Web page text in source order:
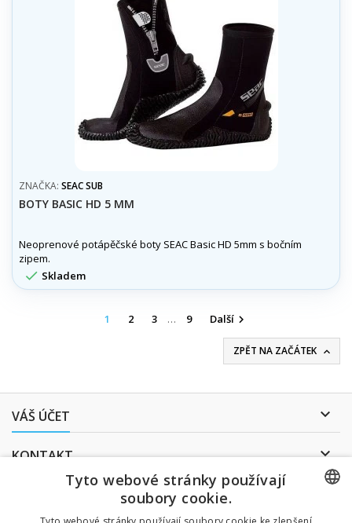
ZNAČKA: SEAC SUB
BOTY BASIC HD 5 MM
Neoprenové potápěčské boty SEAC Basic HD 5mm s bočním
zipem.
 Skladem
1 2 3 … 9 Další
ZPĚT NA ZAČÁTEK 
VÁŠ ÚČET 
KONTAKT 
ODBĚR NOVINEK
CZECH
Tyto webové stránky používají
soubory cookie.